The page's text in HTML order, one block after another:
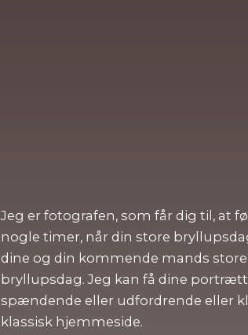
Jeg er fotografen, som får dig til, at
nogle timer, når din store
dine og din kommende mands store
bryllupsdag. Jeg kan få dine
spændende eller udfordrende eller
klassisk hjemmeside.